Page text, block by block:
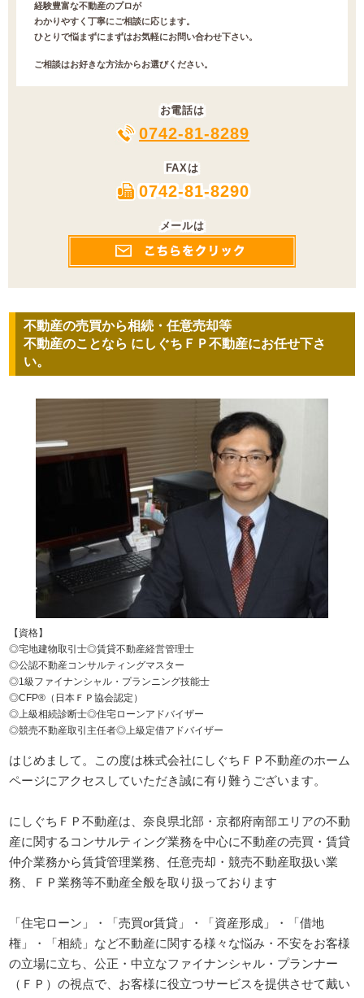
経験豊富な不動産のプロが
わかりやすく丁寧にご相談に応じます。
ひとりで悩まずにまずはお気軽にお問い合わせ下さい。
ご相談はお好きな方法からお選びください。
お電話は
0742-81-8289
FAXは
0742-81-8290
メールは
不動産の売買から相続・任意売却等
不動産のことなら にしぐちＦＰ不動産にお任せ下さ
い。
【資格】
◎宅地建物取引士◎賃貸不動産経営管理士
◎公認不動産コンサルティングマスター
◎1級ファイナンシャル・プランニング技能士
◎CFP®（日本ＦＰ協会認定）
◎上級相続診断士◎住宅ローンアドバイザー
◎競売不動産取引主任者◎上級定借アドバイザー
はじめまして。この度は株式会社にしぐちＦＰ不動産のホーム
ページにアクセスしていただき誠に有り難うございます。
にしぐちＦＰ不動産は、奈良県北部・京都府南部エリアの不動
産に関するコンサルティング業務を中心に不動産の売買・賃貸
仲介業務から賃貸管理業務、任意売却・競売不動産取扱い業
務、ＦＰ業務等不動産全般を取り扱っております
「住宅ローン」・「売買or賃貸」・「資産形成」・「借地
権」・「相続」など不動産に関する様々な悩み・不安をお客様
の立場に立ち、公正・中立なファイナンシャル・プランナー
（ＦＰ）の視点で、お客様に役立つサービスを提供させて戴い